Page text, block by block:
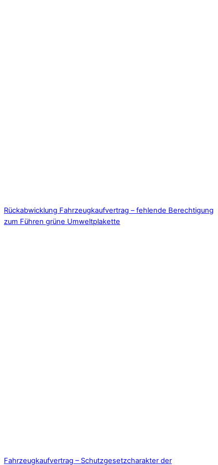
Rückabwicklung Fahrzeugkaufvertrag – fehlende Berechtigung
zum Führen grüne Umweltplakette
Fahrzeugkaufvertrag – Schutzgesetzcharakter der